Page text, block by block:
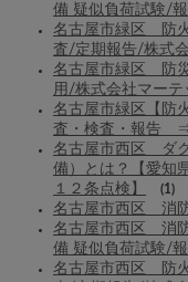
備 疑似負荷試験/
名古屋市緑区 防
査/定期報告/株式
名古屋市緑区 防
用/株式会社マーテ
名古屋市緑区【
査・検査・報告
名古屋市西区 ダ
備）とは？【愛知
１２条点検】
(1)
名古屋市西区 消
名古屋市西区 消
備 疑似負荷試験/
名古屋市西区 防